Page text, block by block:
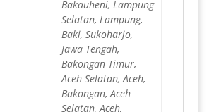
Bakauheni, Lampung
Selatan, Lampung,
Baki, Sukoharjo,
Jawa Tengah,
Bakongan Timur,
Aceh Selatan, Aceh,
Bakongan, Aceh
Selatan, Aceh,